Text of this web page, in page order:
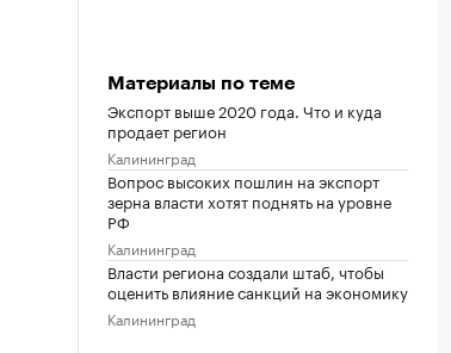
Материалы по теме
Экспорт выше 2020 года. Что и куда
продает регион
Калининград
Вопрос высоких пошлин на экспорт
зерна власти хотят поднять на уровне
РФ
Калининград
Власти региона создали штаб, чтобы
оценить влияние санкций на экономику
Калининград